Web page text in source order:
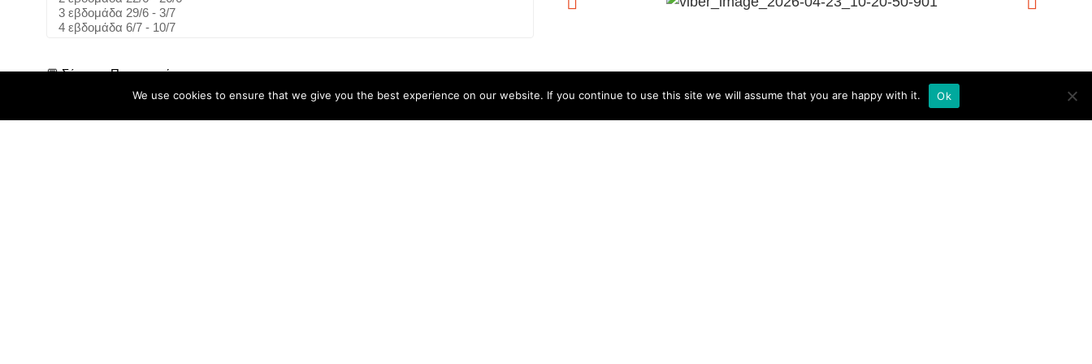
💬 Σύντομη Περιγραφή
We use cookies to ensure that we give you the best experience on our website. If you continue to use this site we will assume that you are happy with it. Ok